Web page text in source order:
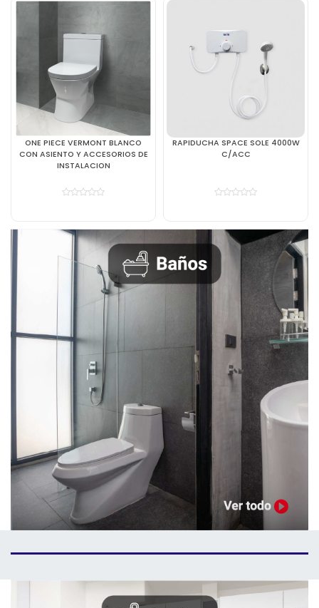
ONE PIECE VERMONT BLANCO
CON ASIENTO Y ACCESORIOS DE
INSTALACION
RAPIDUCHA SPACE SOLE 4000W
C/ACC